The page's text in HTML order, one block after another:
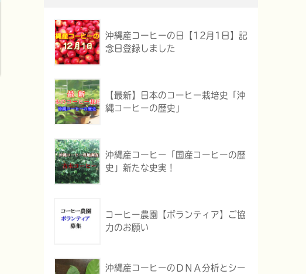
沖縄産コーヒーの日【12月1日】記
念日登録しました
【最新】日本のコーヒー栽培史「沖
縄コーヒーの歴史」
沖縄産コーヒー「国産コーヒーの歴
史」新たな史実！
コーヒー農園【ボランティア】ご協
力のお願い
沖縄産コーヒーのＤＮＡ分析とシー